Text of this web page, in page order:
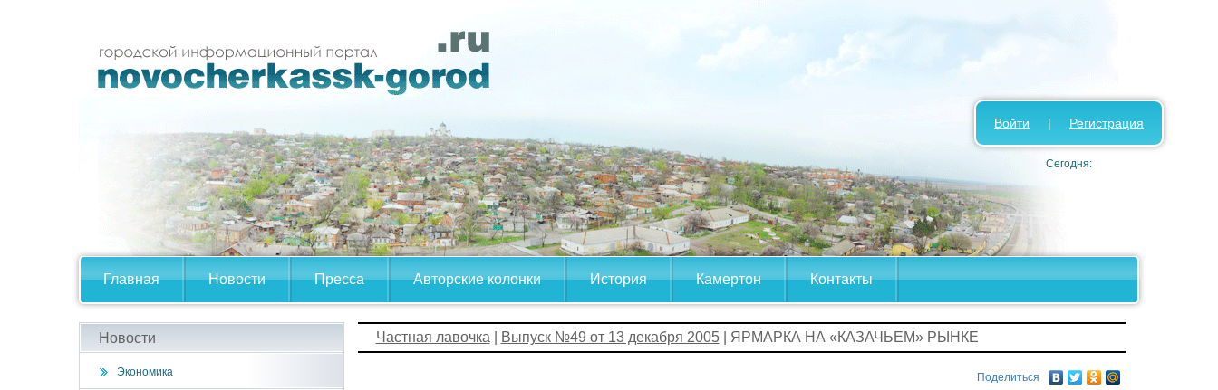
Главная Новости Пресса Авторские колонки История Камертон Контакты
Войти | Регистрация
Сегодня:
Новости
Экономика
Частная лавочка Выпуск №49 от 13 декабря 2005| ЯРМАРКА НА «КАЗАЧЬЕМ» РЫНКЕ
Поделиться